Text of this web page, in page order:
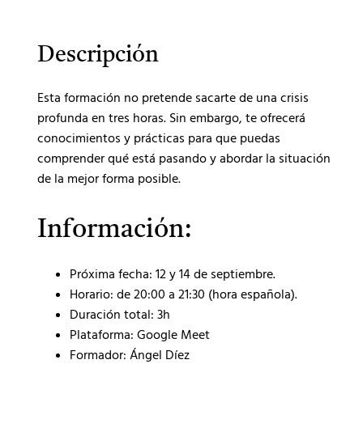
Descripción
Esta formación no pretende sacarte de una crisis
profunda en tres horas. Sin embargo, te ofrecerá
conocimientos y prácticas para que puedas
comprender qué está pasando y abordar la situación
de la mejor forma posible.
Información:
Próxima fecha: 12 y 14 de septiembre.
Horario: de 20:00 a 21:30 (hora española).
Duración total: 3h
Plataforma: Google Meet
Formador: Ángel Díez